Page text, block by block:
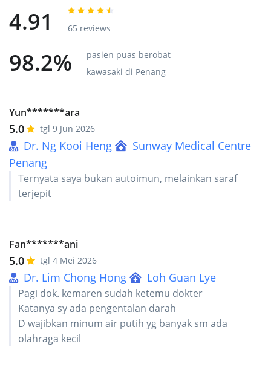
4.91 65 reviews
98.2%
pasien puas berobat
kawasaki di Penang
Yun*******ara
5.0 tgl 9 Jun 2026
Dr. Ng Kooi Heng
Sunway Medical Centre
Penang
Ternyata saya bukan autoimun, melainkan saraf
terjepit
Fan*******ani
5.0 tgl 4 Mei 2026
Dr. Lim Chong Hong Loh Guan Lye
Pagi dok. kemaren sudah ketemu dokter
Katanya sy ada pengentalan darah
D wajibkan minum air putih yg banyak sm ada
olahraga kecil